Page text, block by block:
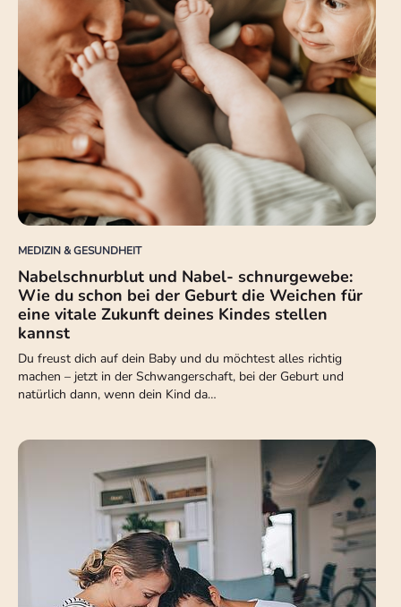
MEDIZIN & GESUNDHEIT
Nabelschnurblut und Nabel- schnurgewebe:
Wie du schon bei der Geburt die Weichen für
eine vitale Zukunft deines Kindes stellen
kannst
Du freust dich auf dein Baby und du möchtest alles richtig
machen – jetzt in der Schwangerschaft, bei der Geburt und
natürlich dann, wenn dein Kind da…